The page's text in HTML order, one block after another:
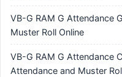
VB-G RAM G Attendance
Muster Roll Online
VB-G RAM G Attendance
Attendance and Muster